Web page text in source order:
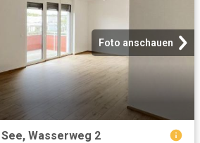
Foto anschauen
Wasserweg 2